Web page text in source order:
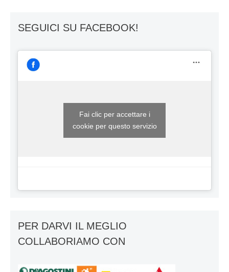
SEGUICI SU FACEBOOK!
Fai clic per accettare i
cookie per questo servizio
PER DARVI IL MEGLIO
COLLABORIAMO CON